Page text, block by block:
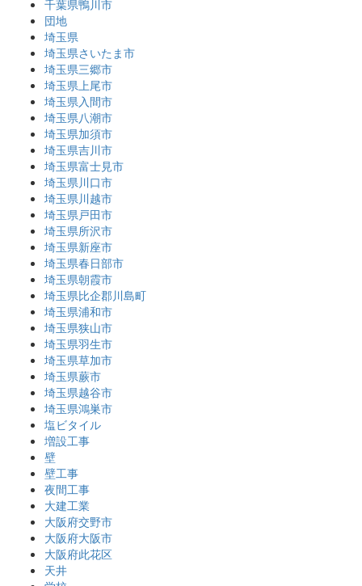
千葉県鴨川市
団地
埼玉県
埼玉県さいたま市
埼玉県三郷市
埼玉県上尾市
埼玉県入間市
埼玉県八潮市
埼玉県加須市
埼玉県吉川市
埼玉県富士見市
埼玉県川口市
埼玉県川越市
埼玉県戸田市
埼玉県所沢市
埼玉県新座市
埼玉県春日部市
埼玉県朝霞市
埼玉県比企郡川島町
埼玉県浦和市
埼玉県狭山市
埼玉県羽生市
埼玉県草加市
埼玉県蕨市
埼玉県越谷市
埼玉県鴻巣市
塩ビタイル
増設工事
壁
壁工事
夜間工事
大建工業
大阪府交野市
大阪府大阪市
大阪府此花区
天井